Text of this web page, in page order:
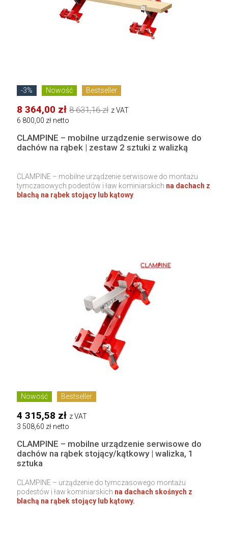
-3% Nowość Bestseller
8 364,00 zł 8 631,16 zł z VAT
6 800,00 zł netto
CLAMPINE – mobilne urządzenie serwisowe do
dachów na rąbek | zestaw 2 sztuki z walizką
CLAMPINE – mobilne urządzenie serwisowe do montażu
tymczasowych podestów i ław kominiarskich na dachach z
blachą na rąbek stojący lub kątowy
Nowość Bestseller
4 315,58 zł z VAT
3 508,60 zł netto
CLAMPINE – mobilne urządzenie serwisowe do
dachów na rąbek stojący/kątkowy | walizka, 1
sztuka
CLAMPINE – urządzenie do tymczasowego montażu
podestów i ław kominiarskich na dachach skośnych z
blachą na rąbek stojący lub kątowy.